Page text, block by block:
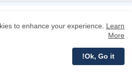
to enhance your experience. Learn
More
Ok, Go it!